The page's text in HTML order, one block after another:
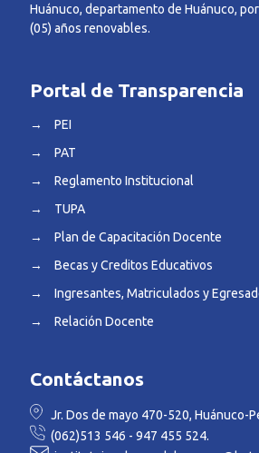
Huánuco, departamento de Huánuco,
(05) años renovables.
Portal de Transparencia
→
PEI
→
PAT
→
Reglamento Institucional
→
TUPA
→
Plan de Capacitación Docente
→
Becas y Creditos Educativos
→
Ingresantes, Matriculados y
→
Relación Docente
Contáctanos
Jr. Dos de mayo 470-520, Huánuco-
(062)513 546 - 947 455 524.